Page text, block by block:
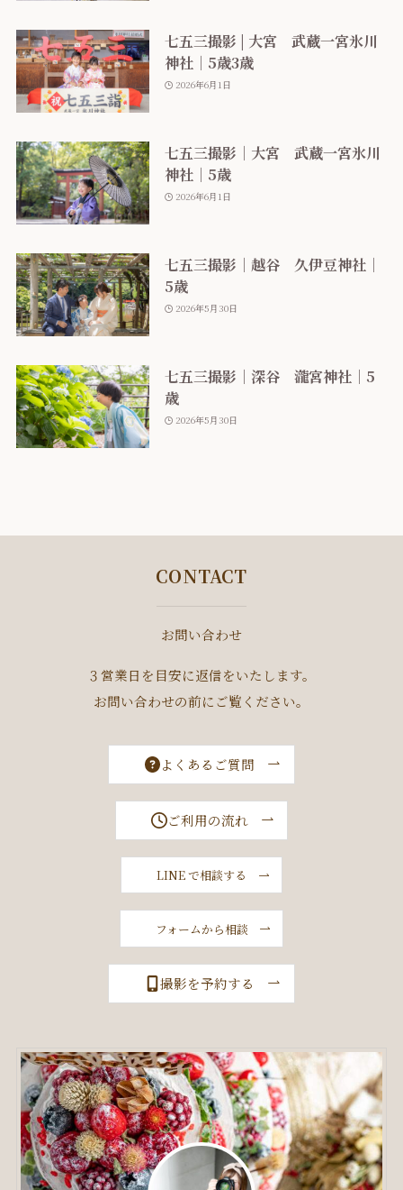
七五三撮影 | 大宮 武蔵一宮氷川
神社｜5歳3歳
2026年6月1日
七五三撮影｜大宮 武蔵一宮氷川
神社｜5歳
2026年6月1日
七五三撮影｜越谷 久伊豆神社｜
5歳
2026年5月30日
七五三撮影｜深谷 瀧宮神社｜5
歳
2026年5月30日
CONTACT
お問い合わせ
３営業日を目安に返信をいたします。
お問い合わせの前にご覧ください。
よくあるご質問
ご利用の流れ
LINE で相談する
フォームから相談
撮影を予約する